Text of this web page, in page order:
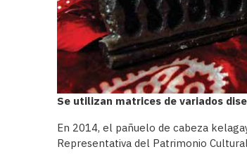
Se utilizan matrices de variados
En 2014, el pañuelo de cabeza
Representativa del Patrimonio